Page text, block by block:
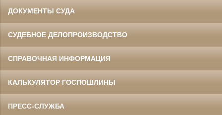
ДОКУМЕНТЫ СУДА
СУДЕБНОЕ ДЕЛОПРОИЗВОДСТВО
СПРАВОЧНАЯ ИНФОРМАЦИЯ
КАЛЬКУЛЯТОР ГОСПОШЛИНЫ
ПРЕСС-СЛУЖБА